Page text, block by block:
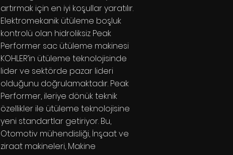
artırmak için en iyi koşullar yaratılır.
Elektromekanik ütüleme boşluk
kontrolü olan hidroliksiz Peak
Performer sac ütüleme makinesi
KOHLER’in ütüleme teknolojisinde
lider ve sektörde pazar lideri
olduğunu doğrulamaktadır. Peak
Performer, ileriye dönük teknik
özellikler ile ütüleme teknolojisine
yeni standartlar getiriyor. Bu,
Otomotiv mühendisliği, İnşaat ve
ziraat makineleri, Makine